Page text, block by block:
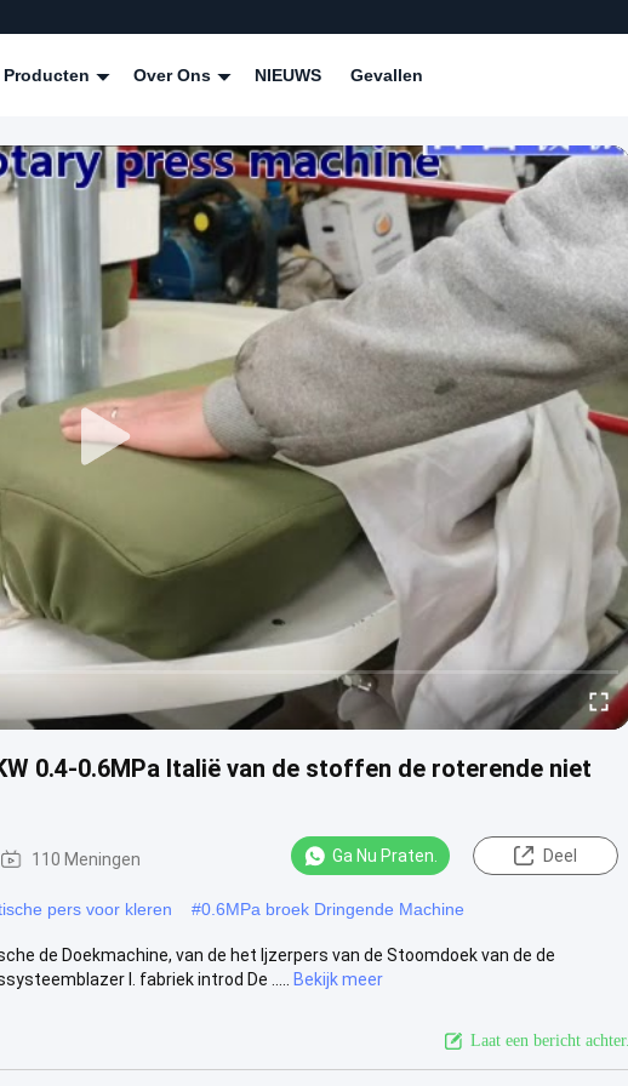
Producten Over Ons NIEUWS Gevallen
0.4-0.6MPa Italië van de stoffen de roterende niet
110 Meningen Ga Nu Praten. Deel
pers voor kleren #0.6MPa broek Dringende Machine
de Doekmachine, van de het Ijzerpers van de Stoomdoek van de de
I. fabriek introd De .....
Bekijk meer
Laat een bericht achter.